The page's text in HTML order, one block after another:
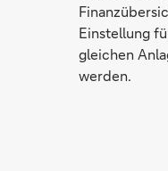
Einstellung
gleichen
werden.